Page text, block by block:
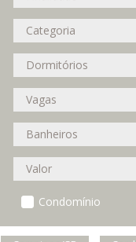
Condomínio